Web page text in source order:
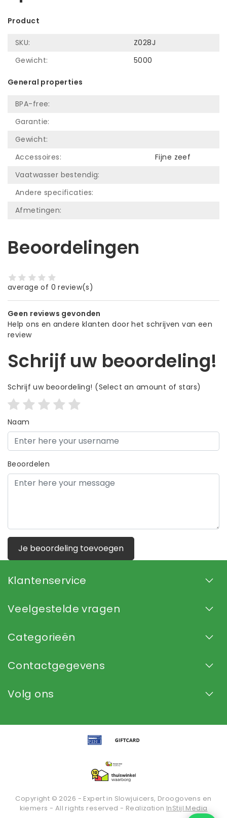
Product
SKU:
Z028J
Gewicht:
5000
General properties
BPA-free:
Garantie:
Gewicht:
Accessoires:
Fijne zeef
Vaatwasser bestendig:
Andere specificaties:
Afmetingen:
Beoordelingen
average of 0 review(s)
Geen reviews gevonden
Help ons en andere klanten door het schrijven van een
review
Schrijf uw beoordeling!
Schrijf uw beoordeling! (Select an amount of stars)
Naam
Beoordelen
Je beoordeling toevoegen
Klantenservice
Veelgestelde vragen
Categorieën
Contactgegevens
Volg ons
Copyright © 2026 - Expert in Slowjuicers, Droogovens en
kiemers - All rights reserved - Realization InStijl Media